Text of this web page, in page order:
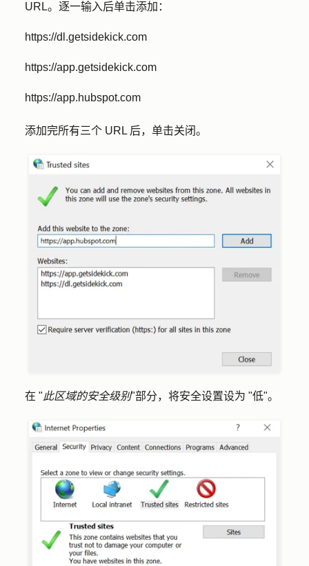
URL。逐一输入后单击添加 ：
https://dl.getsidekick.com
https://app.getsidekick.com
https://app.hubspot.com
添加完所有三个 URL 后，单击关闭。
在 "此区域的安全级别"部分，将安全设置设为 "低"。